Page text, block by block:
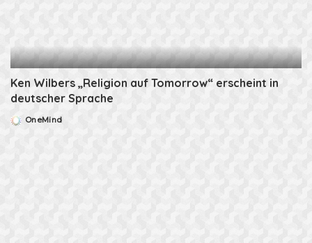
Ken Wilbers „Religion auf Tomorrow“ erscheint in
deutscher Sprache
PostedOneMind